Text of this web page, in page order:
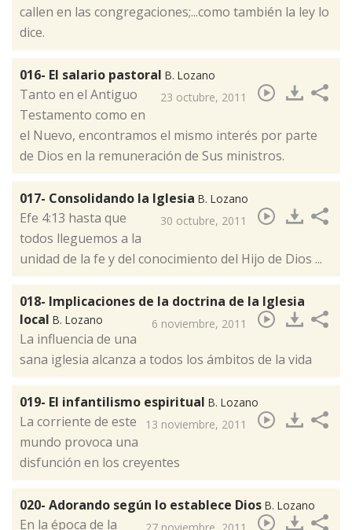
callen en las congregaciones;...como también la ley lo
dice.
016- El salario pastoral B. Lozano
23 octubre, 2011
​Tanto en el Antiguo
Testamento como en
el Nuevo, encontramos el mismo interés por parte
de Dios en la remuneración de Sus ministros.
017- Consolidando la Iglesia B. Lozano
30 octubre, 2011
Efe 4:13 hasta que
todos lleguemos a la
unidad de la fe y del conocimiento del Hijo de Dios ...
018- Implicaciones de la doctrina de la Iglesia
local B. Lozano 6 noviembre, 2011
La influencia de una
sana iglesia alcanza a todos los ámbitos de la vida
019- El infantilismo espiritual B. Lozano
13 noviembre, 2011
La corriente de este
mundo provoca una
disfunción en los creyentes
020- Adorando según lo establece Dios B. Lozano
​En la época de la